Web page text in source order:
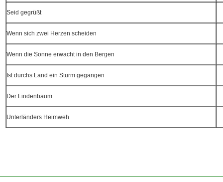
Seid gegrüßt
Wenn sich zwei Herzen scheiden
Wenn die Sonne erwacht in den Bergen
Ist durchs Land ein Sturm gegangen
Der Lindenbaum
Unterländers Heimweh